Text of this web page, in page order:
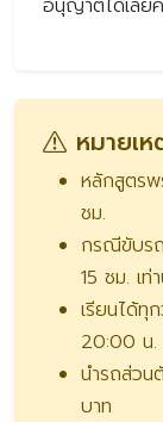
อนุญาตได้เลย
หมายเ
หลักสูตร
ชม.
กรณีขับร
15 ชม. เท่
เรียนได้ทุ
20:00 น.
นำรถส่วน
บาท